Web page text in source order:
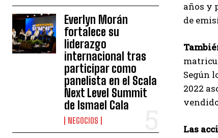
Everlyn Morán
fortalece su
liderazgo
internacional tras
participar como
panelista en el Scala
Next Level Summit
de Ismael Cala
NEGOCIOS
años y
de
Según
2022
Las